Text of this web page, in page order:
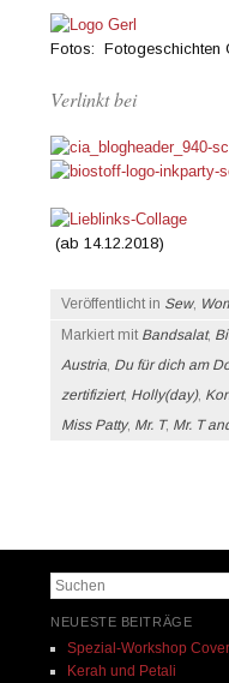
Fotos: Fotogeschichten
Verlinkt bei
(ab 14.12.2018)
Veröffentlicht in Sew,
Markiert mit Bandsalat,
Austria, Du für dich am
zertifiziert, Holly(day),
Miss Patty, Mr. T, Mr. T
Suchen
NEUESTE BEITRÄGE
Spezial-Workshop
Kerah und Petali